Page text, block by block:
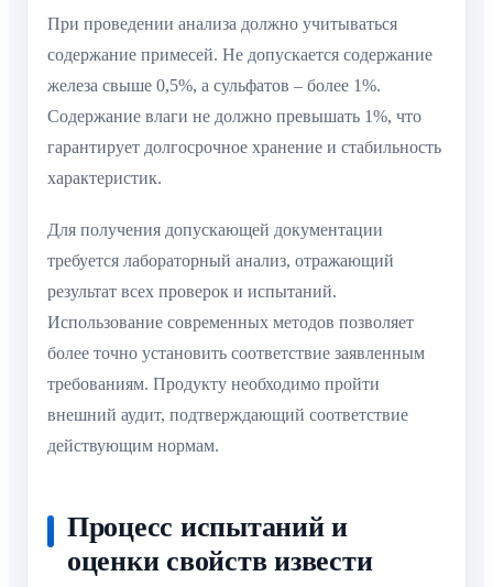
При проведении анализа должно учитываться
содержание примесей. Не допускается содержание
железа свыше 0,5%, а сульфатов – более 1%.
Содержание влаги не должно превышать 1%, что
гарантирует долгосрочное хранение и стабильность
характеристик.
Для получения допускающей документации
требуется лабораторный анализ, отражающий
результат всех проверок и испытаний.
Использование современных методов позволяет
более точно установить соответствие заявленным
требованиям. Продукту необходимо пройти
внешний аудит, подтверждающий соответствие
действующим нормам.
Процесс испытаний и
оценки свойств извести